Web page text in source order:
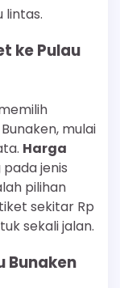
lintas.
ke Pulau
mulai
Harga
jenis
pilihan
sekitar Rp
sekali jalan.
Bunaken